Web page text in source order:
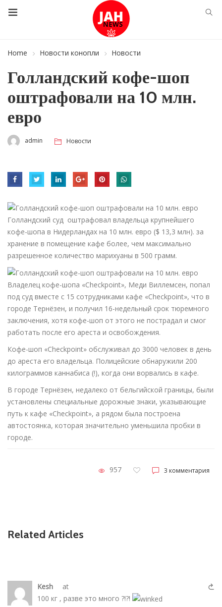
Home Новости конопли Новости
Голландский кофе-шоп
оштрафовали на 10 млн.
евро
admin Новости
Голландский суд оштрафовал владельца крупнейшего
кофе-шопа в Нидерландах на 10 млн. евро ($ 13,3 млн). за
хранение в помещение кафе более, чем максимально
разрешенное количество марихуаны в 500 грамм.
Владелец кофе-шопа «Checkpoint», Меди Виллемсен, попал
под суд вместе с 15 сотрудниками кафе «Checkpoint», что в
городе Тернёзен, и получил 16-недельный срок тюремного
заключения, хотя кофе-шоп от этого не пострадал и смог
работать после его ареста и освобождения.
Кофе-шоп «Checkpoint» обслуживал до 3000 человек в день
до ареста его владельца. Полицейские обнаружили 200
килограммов каннабиса (!), когда они ворвались в кафе.
В городе Тернёзен, недалеко от бельгийской границы, были
установлены специальные дорожные знаки, указывающие
путь к кафе «Checkpoint», а рядом была построена
автостоянка, которая значительно уменьшила пробки в
городе.
957 3 комментария
Related Articles
Kesh
at
100 кг , разве это много ?!?!